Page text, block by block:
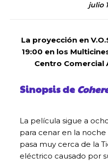
julio
La proyección en
19:00 en los
Centro Comercial
Sinopsis de
La película sigue a
para cenar en la
pasa muy cerca de la
eléctrico causado por